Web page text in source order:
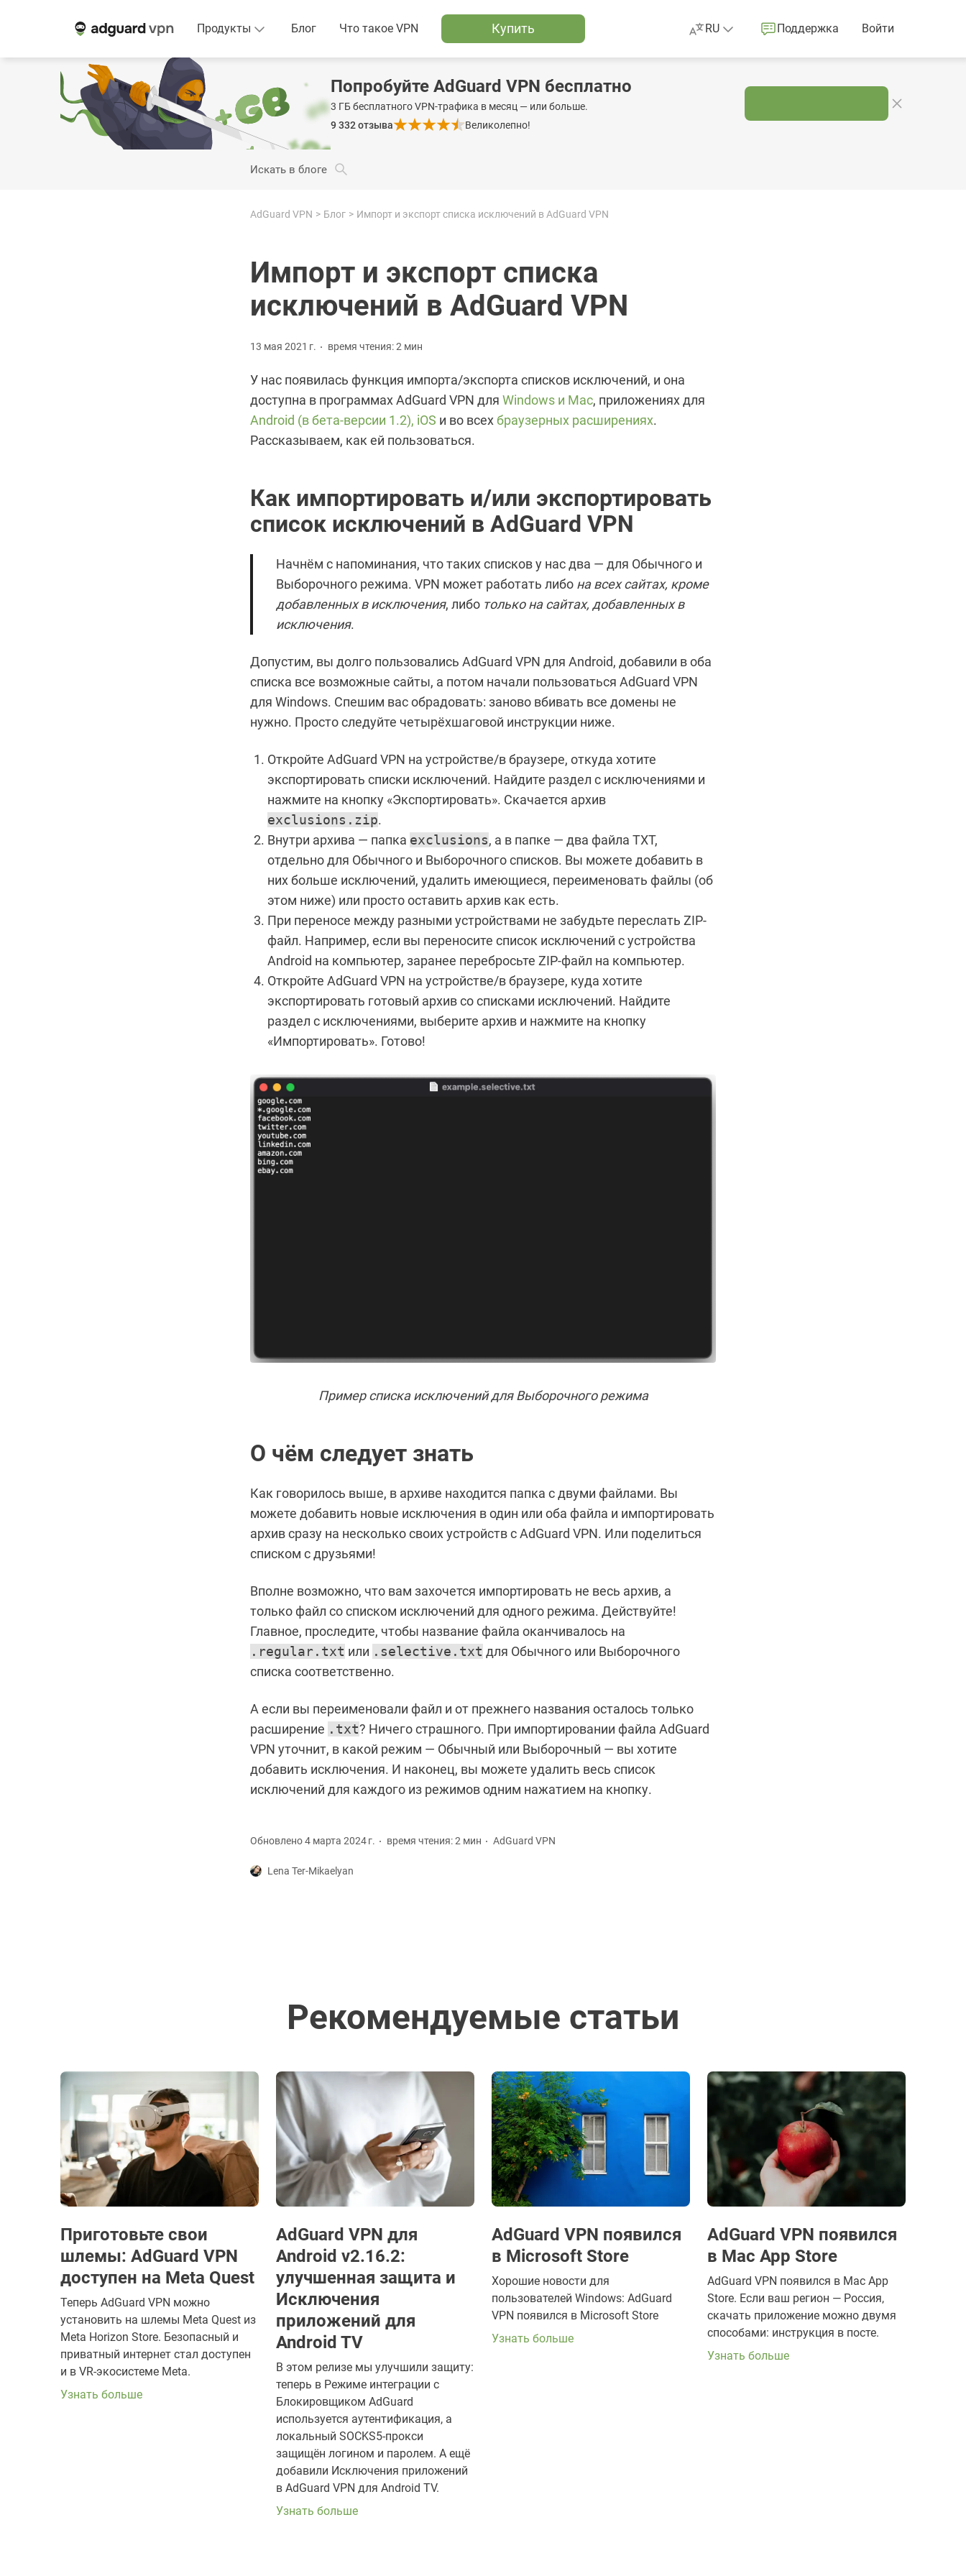
Продукты Блог Что такое VPN Купить RU Поддержка Войти
Попробуйте AdGuard VPN бесплатно
3 ГБ бесплатного VPN-трафика в месяц — или больше.
9 332отзыва Великолепно!
Искать в блоге
AdGuard VPN Блог Импорт и экспорт списка исключений в AdGuard VPN
Импорт и экспорт списка
исключений в AdGuard VPN
13 мая 2021 г. время чтения: 2 мин
У нас появилась функция импорта/экспорта списков исключений, и она
доступна в программах AdGuard VPN для Windows и Mac, приложениях для
Android (в бета-версии 1.2), iOS и во всех браузерных расширениях.
Рассказываем, как ей пользоваться.
Как импортировать и/или экспортировать
список исключений в AdGuard VPN
Начнём с напоминания, что таких списков у нас два — для Обычного и
Выборочного режима. VPN может работать либо на всех сайтах, кроме
добавленных в исключения, либо только на сайтах, добавленных в
исключения.
Допустим, вы долго пользовались AdGuard VPN для Android, добавили в оба
списка все возможные сайты, а потом начали пользоваться AdGuard VPN
для Windows. Спешим вас обрадовать: заново вбивать все домены не
нужно. Просто следуйте четырёхшаговой инструкции ниже.
Откройте AdGuard VPN на устройстве/в браузере, откуда хотите
экспортировать списки исключений. Найдите раздел с исключениями и
нажмите на кнопку «Экспортировать». Скачается архив
exclusions.zip.
Внутри архива — папка exсlusions, а в папке — два файла TXT,
отдельно для Обычного и Выборочного списков. Вы можете добавить в
них больше исключений, удалить имеющиеся, переименовать файлы (об
этом ниже) или просто оставить архив как есть.
При переносе между разными устройствами не забудьте переслать ZIP-
файл. Например, если вы переносите список исключений с устройства
Android на компьютер, заранее перебросьте ZIP-файл на компьютер.
Откройте AdGuard VPN на устройстве/в браузере, куда хотите
экспортировать готовый архив со списками исключений. Найдите
раздел с исключениями, выберите архив и нажмите на кнопку
«Импортировать». Готово!
Пример списка исключений для Выборочного режима
О чём следует знать
Как говорилось выше, в архиве находится папка с двуми файлами. Вы
можете добавить новые исключения в один или оба файла и импортировать
архив сразу на несколько своих устройств с AdGuard VPN. Или поделиться
списком с друзьями!
Вполне возможно, что вам захочется импортировать не весь архив, а
только файл со списком исключений для одного режима. Действуйте!
Главное, проследите, чтобы название файла оканчивалось на
.regular.txt или .selective.txt для Обычного или Выборочного
списка соответственно.
А если вы переименовали файл и от прежнего названия осталось только
расширение .txt? Ничего страшного. При импортировании файла AdGuard
VPN уточнит, в какой режим — Обычный или Выборочный — вы хотите
добавить исключения. И наконец, вы можете удалить весь список
исключений для каждого из режимов одним нажатием на кнопку.
Обновлено 4 марта 2024 г. время чтения: 2 мин AdGuard VPN
Lena Ter-Mikaelyan
Рекомендуемые статьи
Приготовьте свои
шлемы: AdGuard VPN
доступен на Meta Quest
Теперь AdGuard VPN можно
установить на шлемы Meta Quest из
Meta Horizon Store. Безопасный и
приватный интернет стал доступен
и в VR-экосистеме Meta.
Узнать больше
AdGuard VPN для
Android v2.16.2:
улучшенная защита и
Исключения
приложений для
Android TV
В этом релизе мы улучшили защиту:
теперь в Режиме интеграции с
Блокировщиком AdGuard
используется аутентификация, а
локальный SOCKS5-прокси
защищён логином и паролем. А ещё
добавили Исключения приложений
в AdGuard VPN для Android TV.
Узнать больше
AdGuard VPN появился
в Microsoft Store
Хорошие новости для
пользователей Windows: AdGuard
VPN появился в Microsoft Store
Узнать больше
AdGuard VPN появился
в Mac App Store
AdGuard VPN появился в Mac App
Store. Если ваш регион — Россия,
скачать приложение можно двумя
способами: инструкция в посте.
Узнать больше